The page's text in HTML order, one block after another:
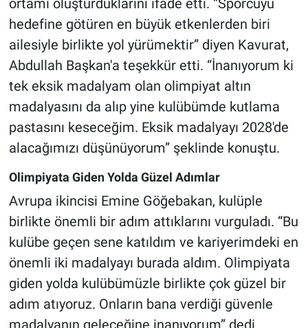
ortamı oluşturduklarını ifade etti. “Sporcuyu
hedefine götüren en büyük etkenlerden biri
ailesiyle birlikte yol yürümektir” diyen Kavurat,
Abdullah Başkan'a teşekkür etti. “İnanıyorum ki
tek eksik madalyam olan olimpiyat altın
madalyasını da alıp yine kulübümde kutlama
pastasını keseceğim. Eksik madalyayı 2028'de
alacağımızı düşünüyorum” şeklinde konuştu.
Olimpiyata Giden Yolda Güzel Adımlar
Avrupa ikincisi Emine Göğebakan, kulüple
birlikte önemli bir adım attıklarını vurguladı. “Bu
kulübe geçen sene katıldım ve kariyerimdeki en
önemli iki madalyayı burada aldım. Olimpiyata
giden yolda kulübümüzle birlikte çok güzel bir
adım atıyoruz. Onların bana verdiği güvenle
madalyanın geleceğine inanıyorum” dedi.